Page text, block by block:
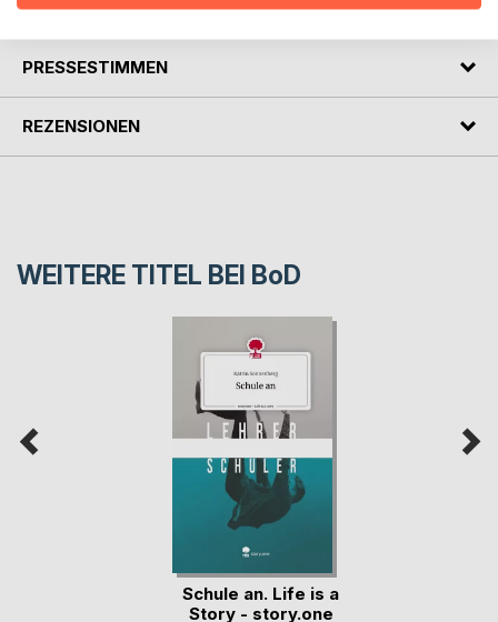
AUTOR/IN
PRESSESTIMMEN
REZENSIONEN
WEITERE TITEL BEI BoD
Schule an. Life is a
Story - story.one